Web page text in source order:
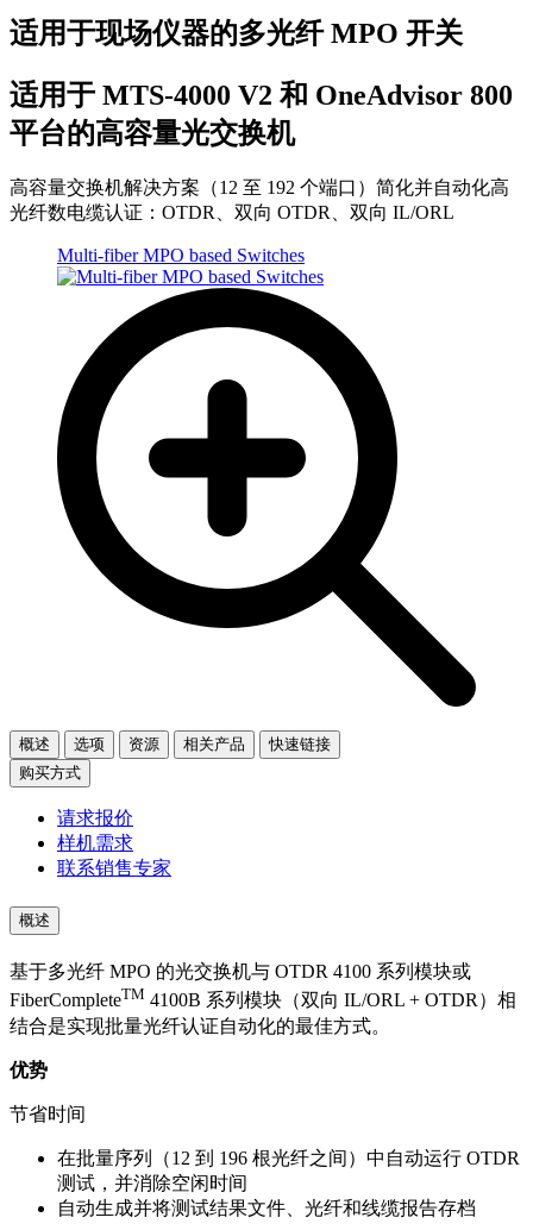
适用于现场仪器的多光纤 MPO 开关
适用于 MTS-4000 V2 和 OneAdvisor 800
平台的高容量光交换机
高容量交换机解决方案（12 至 192 个端口）简化并自动化高
光纤数电缆认证：OTDR、双向 OTDR、双向 IL/ORL
Multi-fiber MPO based Switches
概述 选项 资源 相关产品
快速链接
购买方式
请求报价
样机需求
联系销售专家
概述
基于多光纤 MPO 的光交换机与 OTDR 4100 系列模块或
FiberCompleteTM 4100B 系列模块（双向 IL/ORL + OTDR）相
结合是实现批量光纤认证自动化的最佳方式。
优势
节省时间
在批量序列（12 到 196 根光纤之间）中自动运行 OTDR
测试，并消除空闲时间
自动生成并将测试结果文件、光纤和线缆报告存档